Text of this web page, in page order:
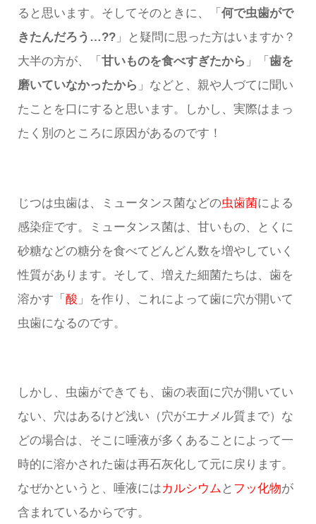
ると思います。そしてそのときに、「 何で虫歯がで
きたんだろう…??」と疑問に思った方はいますか？
大半の方が、「 甘いものを食べすぎたから 」「 歯を
磨いていなかったから 」などと、親や人づてに聞い
たことを口にすると思います。しかし、実際はまっ
たく別のところに原因があるのです！
じつは虫歯は、ミュータンス菌などの虫歯菌による
感染症です。ミュータンス菌は、甘いもの、とくに
砂糖などの糖分を食べてどんどん数を増やしていく
性質があります。そして、増えた細菌たちは、歯を
溶かす「 酸 」を作り、これによって歯に穴が開いて
虫歯になるのです。
しかし、虫歯ができても、歯の表面に穴が開いてい
ない、穴はあるけど浅い（穴がエナメル質まで）な
どの場合は、そこに唾液が多くあることによって一
時的に溶かされた歯は再石灰化して元に戻ります。
なぜかというと、唾液にはカルシウム と フッ化物が
含まれているからです。